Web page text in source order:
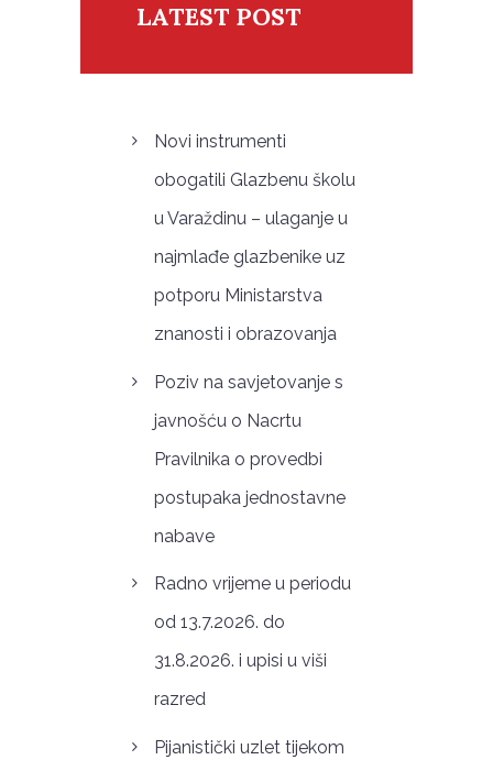
LATEST POST
Novi instrumenti
obogatili Glazbenu školu
u Varaždinu – ulaganje u
najmlađe glazbenike uz
potporu Ministarstva
znanosti i obrazovanja
Poziv na savjetovanje s
javnošću o Nacrtu
Pravilnika o provedbi
postupaka jednostavne
nabave
Radno vrijeme u periodu
od 13.7.2026. do
31.8.2026. i upisi u viši
razred
Pijanistički uzlet tijekom